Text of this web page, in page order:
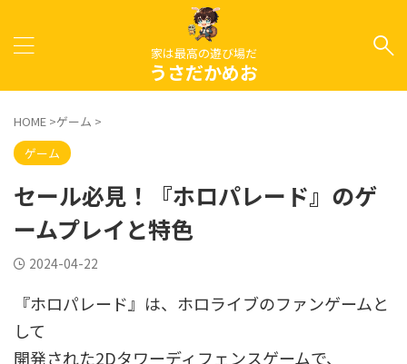
家は最高の遊び場だ
うさだかめお
HOME >ゲーム >
ゲーム
セール必見！『ホロパレード』のゲ
ームプレイと特色
2024-04-22
『ホロパレード』は、ホロライブのファンゲームと
して
開発された2Dタワーディフェンスゲームで、